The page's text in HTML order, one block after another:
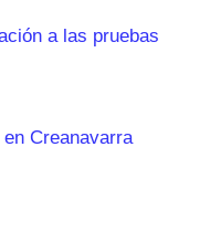
a las pruebas
Creanavarra